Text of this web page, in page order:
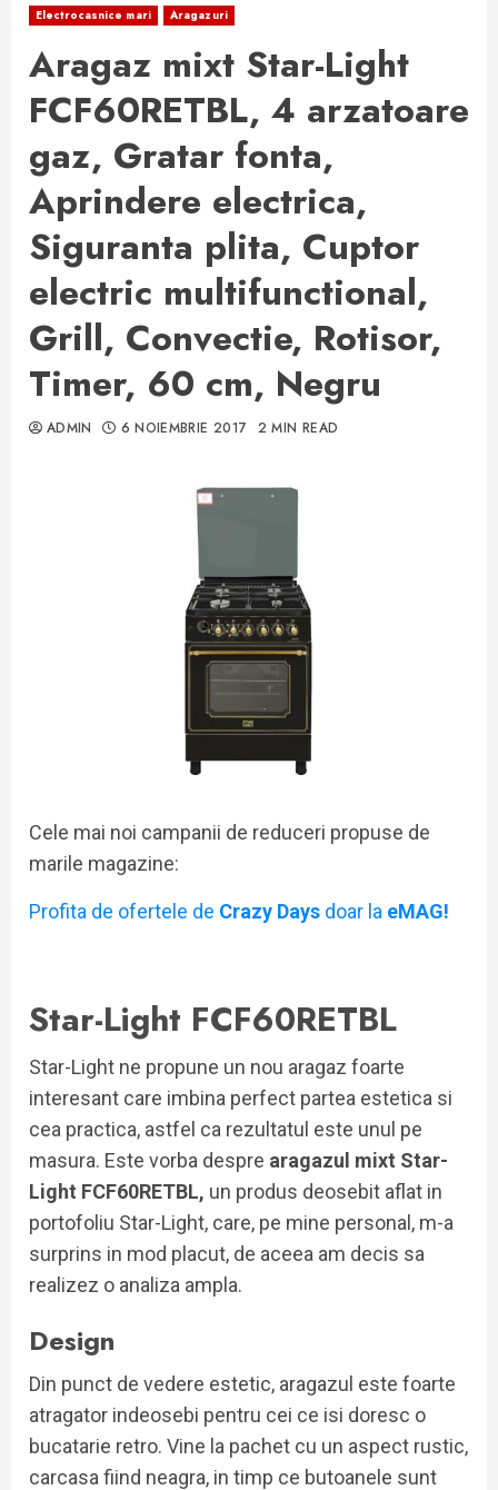
Electrocasnice mari Aragazuri
Aragaz mixt Star-Light
FCF60RETBL, 4 arzatoare
gaz, Gratar fonta,
Aprindere electrica,
Siguranta plita, Cuptor
electric multifunctional,
Grill, Convectie, Rotisor,
Timer, 60 cm, Negru
ADMIN 6 NOIEMBRIE 2017 2 MIN READ
Cele mai noi campanii de reduceri propuse de
marile magazine:
Profita de ofertele de Crazy Days doar la eMAG!
Star-Light FCF60RETBL
Star-Light ne propune un nou aragaz foarte
interesant care imbina perfect partea estetica si
cea practica, astfel ca rezultatul este unul pe
masura. Este vorba despre aragazul mixt Star-
Light FCF60RETBL, un produs deosebit aflat in
portofoliu Star-Light, care, pe mine personal, m-a
surprins in mod placut, de aceea am decis sa
realizez o analiza ampla.
Design
Din punct de vedere estetic, aragazul este foarte
atragator indeosebi pentru cei ce isi doresc o
bucatarie retro. Vine la pachet cu un aspect rustic,
carcasa fiind neagra, in timp ce butoanele sunt